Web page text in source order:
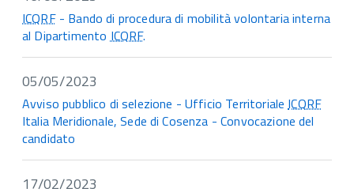
ICQRF- Bando di procedura di mobilità volontaria interna
al DipartimentoICQRF.
05/05/2023
Avviso pubblico di selezione - Ufficio TerritorialeICQRF
Italia Meridionale, Sede di Cosenza - Convocazione del
candidato
17/02/2023